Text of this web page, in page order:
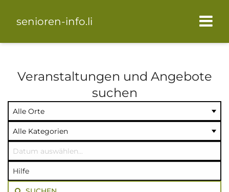
senioren-info.li
Veranstaltungen und Angebote
suchen
auswählen
auswählen
auswählen
Volltextsuche